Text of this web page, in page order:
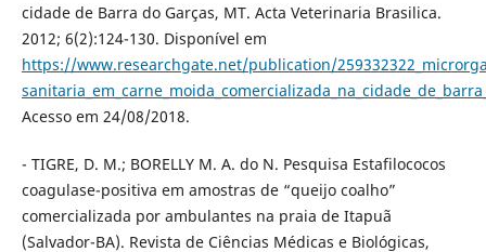
cidade de Barra do Garças, MT. Acta Veterinaria Brasilica.
2012; 6(2):124-130. Disponível em
https://www.researchgate.net/publication/
Acesso em 24/08/2018.
- TIGRE, D. M.; BORELLY M. A. do N. Pesquisa Estafilococos
coagulase-positiva em amostras de “queijo coalho”
comercializada por ambulantes na praia de Itapuã
(Salvador-BA). Revista de Ciências Médicas e Biológicas,